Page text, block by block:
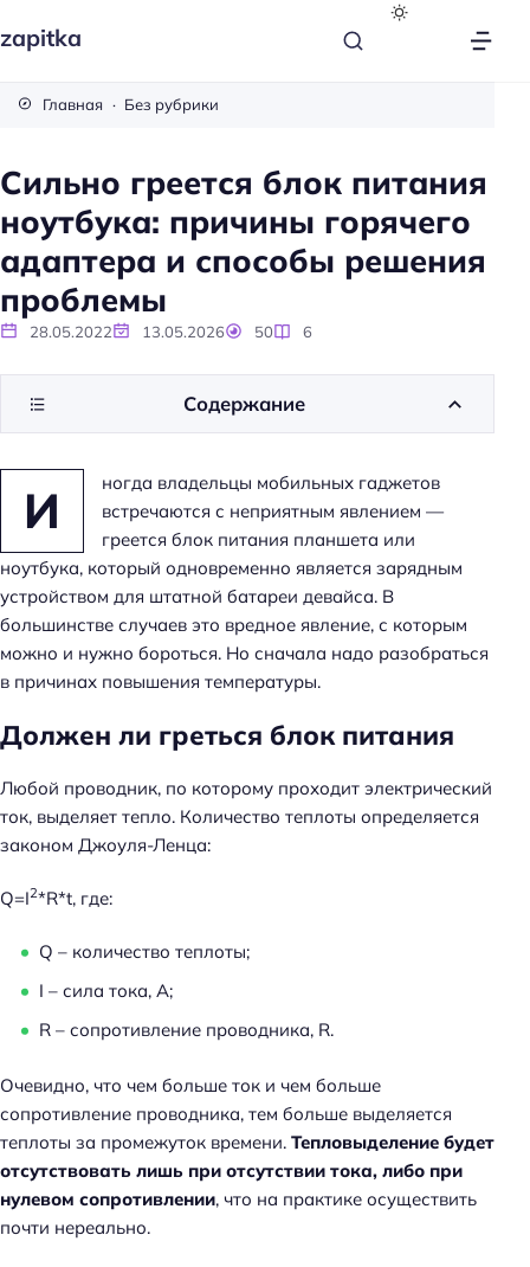
zapitka
Главная Без рубрики
Сильно греется блок питания
ноутбука: причины горячего
адаптера и способы решения
проблемы
28.05.2022 13.05.2026 50 6
И
ногда владельцы мобильных гаджетов
встречаются с неприятным явлением —
греется блок питания планшета или
ноутбука, который одновременно является зарядным
устройством для штатной батареи девайса. В
большинстве случаев это вредное явление, с которым
можно и нужно бороться. Но сначала надо разобраться
в причинах повышения температуры.
Должен ли греться блок питания
Любой проводник, по которому проходит электрический
ток, выделяет тепло. Количество теплоты определяется
законом Джоуля-Ленца:
Q=I2*R*t, где:
Q – количество теплоты;
I – сила тока, А;
R – сопротивление проводника, R.
Очевидно, что чем больше ток и чем больше
сопротивление проводника, тем больше выделяется
теплоты за промежуток времени. Тепловыделение будет
отсутствовать лишь при отсутствии тока, либо при
нулевом сопротивлении, что на практике осуществить
почти нереально.
Содержание